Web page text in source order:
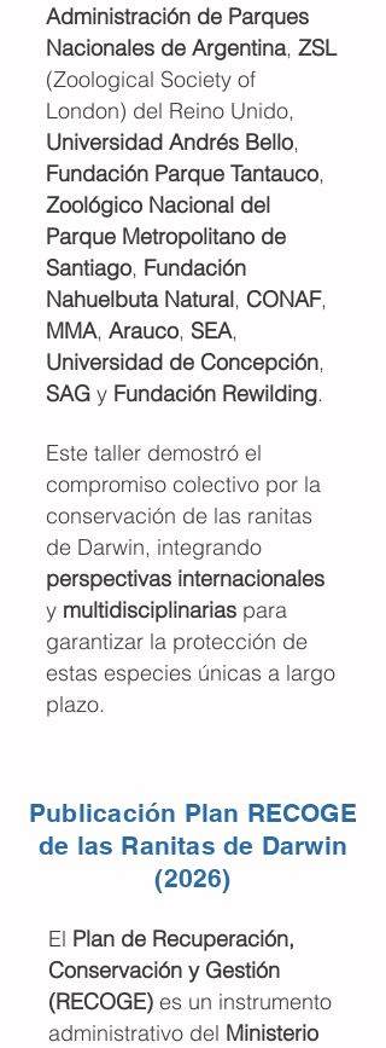
Administración de Parques
Nacionales de Argentina, ZSL
(Zoological Society of
London) del Reino Unido,
Universidad Andrés Bello,
Fundación Parque Tantauco,
Zoológico Nacional del
Parque Metropolitano de
Santiago, Fundación
Nahuelbuta Natural, CONAF,
MMA, Arauco, SEA,
Universidad de Concepción,
SAG y Fundación Rewilding.
Este taller demostró el
compromiso colectivo por la
conservación de las ranitas
de Darwin, integrando
perspectivas internacionales
y multidisciplinarias para
garantizar la protección de
estas especies únicas a largo
plazo.
Publicación Plan RECOGE
de las Ranitas de Darwin
(2026)
El Plan de Recuperación,
Conservación y Gestión
(RECOGE) es un instrumento
administrativo del Ministerio